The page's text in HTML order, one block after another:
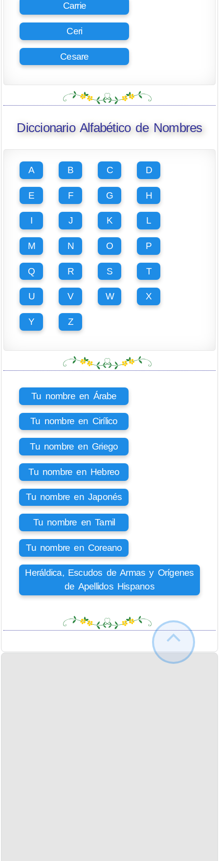
Carrie
Ceri
Cesare
Diccionario Alfabético de Nombres
A B C D
E F G H
I J K L
M N O P
Q R S T
U V W X
Y Z
Tu nombre en Árabe
Tu nombre en Cirílico
Tu nombre en Griego
Tu nombre en Hebreo
Tu nombre en Japonés
Tu nombre en Tamil
Tu nombre en Coreano
Heráldica, Escudos de Armas y Orígenes
de Apellidos Hispanos